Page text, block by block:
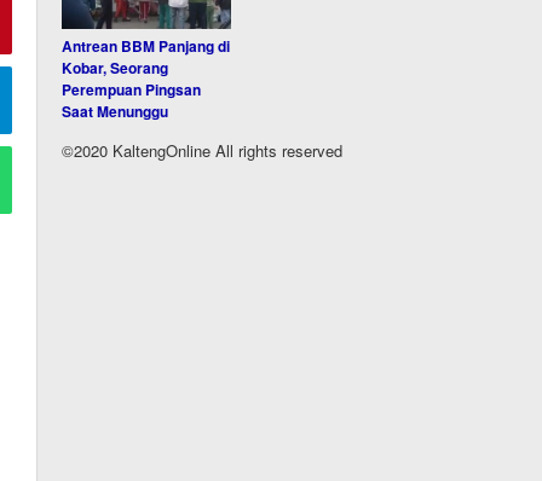
Antrean BBM Panjang di
Kobar, Seorang
Perempuan Pingsan
Saat Menunggu
©2020 KaltengOnline All rights reserved